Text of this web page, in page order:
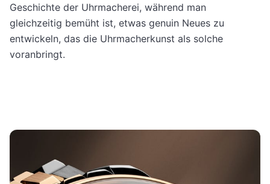
Geschichte der Uhrmacherei, während man
gleichzeitig bemüht ist, etwas genuin Neues zu
entwickeln, das die Uhrmacherkunst als solche
voranbringt.